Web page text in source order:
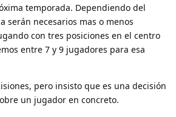
temporada. Dependiendo del
serán necesarios mas o menos
con tres posiciones en el centro
entre 7 y 9 jugadores para esa
pero insisto que es una decisión
un jugador en concreto.